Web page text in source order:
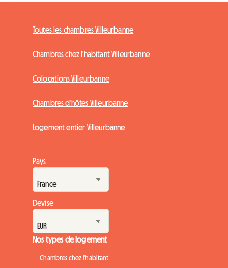
Toutes les chambres Villeurbanne
Chambres chez l'habitant Villeurbanne
Colocations Villeurbanne
Chambres d'hôtes Villeurbanne
Logement entier Villeurbanne
Pays
Devise
Nos types de logement
Chambres chez l'habitant